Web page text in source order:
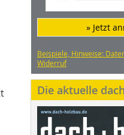
» Jetzt
Beispiele, Hinweise:
Widerruf
Die aktuelle